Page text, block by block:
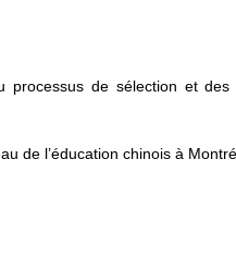
de sélection et des
de l’éducation chinois à